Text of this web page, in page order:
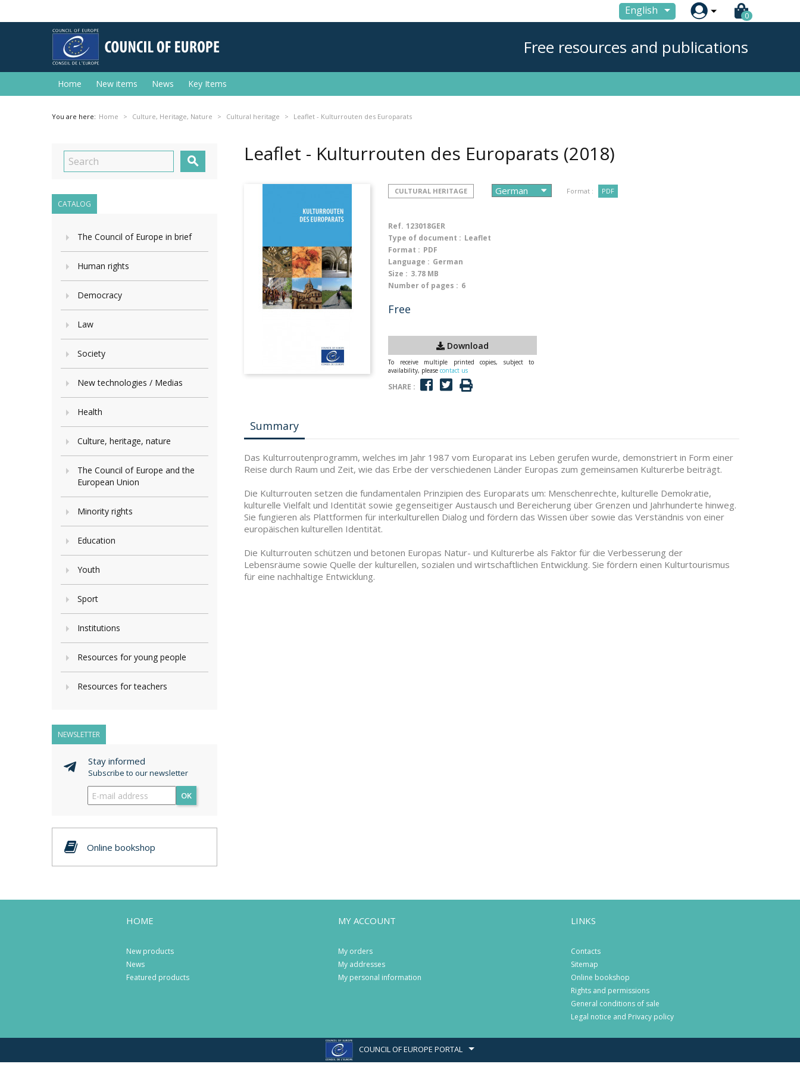
English  0
Free resources and publications
Home New items News Key Items
You are here: Home Culture, Heritage, Nature Cultural heritage Leaflet - Kulturrouten des Europarats

CATALOG
The Council of Europe in brief
Human rights
Democracy
Law
Society
New technologies / Medias
Health
Culture, heritage, nature
The Council of Europe and the
European Union
Minority rights
Education
Youth
Sport
Institutions
Resources for young people
Resources for teachers
NEWSLETTER
Stay informed
Subscribe to our newsletter
OK
Online bookshop
Leaflet - Kulturrouten des Europarats (2018)
CULTURAL HERITAGE Format : PDF
Ref. 123018GER
Type of document : Leaflet
Format : PDF
Language : German
Size : 3.78 MB
Number of pages : 6
Free
Download
To receive multiple printed copies, subject to
availability, please contact us
SHARE :
Summary
Das Kulturroutenprogramm, welches im Jahr 1987 vom Europarat ins Leben gerufen wurde, demonstriert in Form einer
Reise durch Raum und Zeit, wie das Erbe der verschiedenen Länder Europas zum gemeinsamen Kulturerbe beiträgt.
Die Kulturrouten setzen die fundamentalen Prinzipien des Europarats um: Menschenrechte, kulturelle Demokratie,
kulturelle Vielfalt und Identität sowie gegenseitiger Austausch und Bereicherung über Grenzen und Jahrhunderte hinweg.
Sie fungieren als Plattformen für interkulturellen Dialog und fördern das Wissen über sowie das Verständnis von einer
europäischen kulturellen Identität.
Die Kulturrouten schützen und betonen Europas Natur- und Kulturerbe als Faktor für die Verbesserung der
Lebensräume sowie Quelle der kulturellen, sozialen und wirtschaftlichen Entwicklung. Sie fördern einen Kulturtourismus
für eine nachhaltige Entwicklung.
HOME
New products
News
Featured products
MY ACCOUNT
My orders
My addresses
My personal information
LINKS
Contacts
Sitemap
Online bookshop
Rights and permissions
General conditions of sale
Legal notice and Privacy policy
COUNCIL OF EUROPE PORTAL